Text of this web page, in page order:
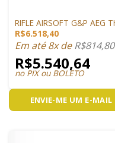
RIFLE AIRSOFT G&P AEG
R$6.518,40
Em até 8x deR$814,80
R$5.540,64
no PIX ou BOLETO
ENVIE-ME UM E-